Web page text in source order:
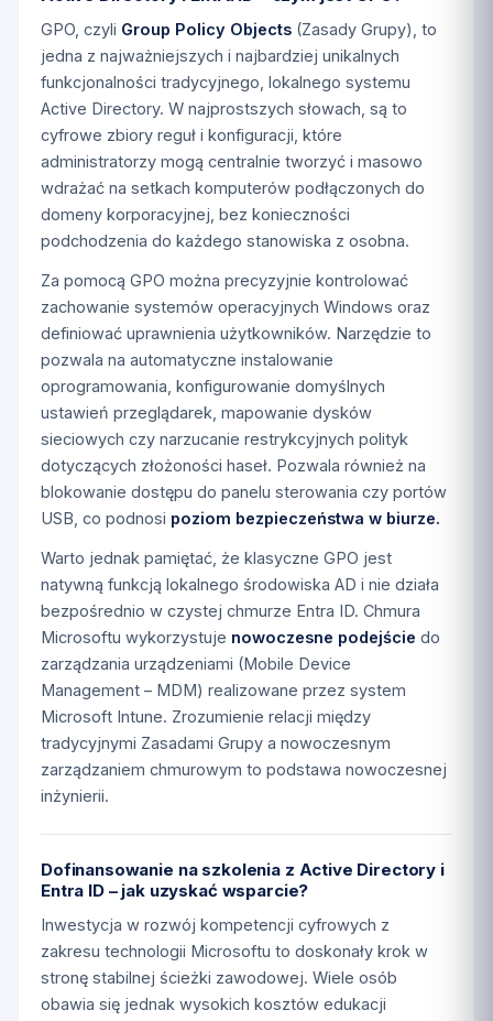
GPO, czyli Group Policy Objects (Zasady Grupy), to
jedna z najważniejszych i najbardziej unikalnych
funkcjonalności tradycyjnego, lokalnego systemu
Active Directory. W najprostszych słowach, są to
cyfrowe zbiory reguł i konfiguracji, które
administratorzy mogą centralnie tworzyć i masowo
wdrażać na setkach komputerów podłączonych do
domeny korporacyjnej, bez konieczności
podchodzenia do każdego stanowiska z osobna.
Za pomocą GPO można precyzyjnie kontrolować
zachowanie systemów operacyjnych Windows oraz
definiować uprawnienia użytkowników. Narzędzie to
pozwala na automatyczne instalowanie
oprogramowania, konfigurowanie domyślnych
ustawień przeglądarek, mapowanie dysków
sieciowych czy narzucanie restrykcyjnych polityk
dotyczących złożoności haseł. Pozwala również na
blokowanie dostępu do panelu sterowania czy portów
USB, co podnosi poziom bezpieczeństwa w biurze.
Warto jednak pamiętać, że klasyczne GPO jest
natywną funkcją lokalnego środowiska AD i nie działa
bezpośrednio w czystej chmurze Entra ID. Chmura
Microsoftu wykorzystuje nowoczesne podejście do
zarządzania urządzeniami (Mobile Device
Management – MDM) realizowane przez system
Microsoft Intune. Zrozumienie relacji między
tradycyjnymi Zasadami Grupy a nowoczesnym
zarządzaniem chmurowym to podstawa nowoczesnej
inżynierii.
Dofinansowanie na szkolenia z Active Directory i
Entra ID – jak uzyskać wsparcie?
Inwestycja w rozwój kompetencji cyfrowych z
zakresu technologii Microsoftu to doskonały krok w
stronę stabilnej ścieżki zawodowej. Wiele osób
obawia się jednak wysokich kosztów edukacji